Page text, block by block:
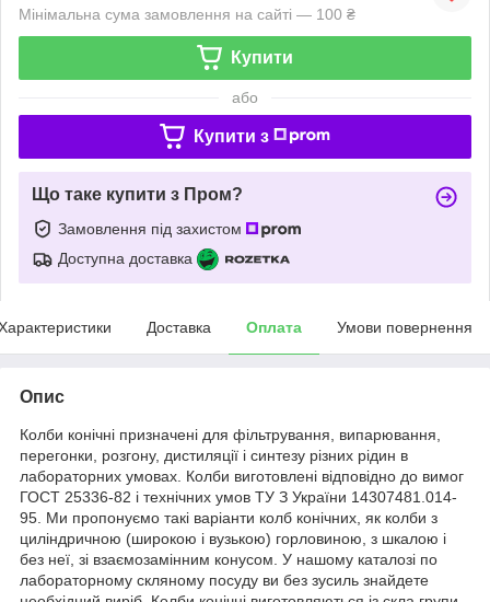
Мінімальна сума замовлення на сайті — 100 ₴
Купити
або
Купити з
Що таке купити з Пром?
Замовлення під захистом
Доступна доставка
Доставка Оплата Умови повернення
Опис
Колби конічні призначені для фільтрування, випарювання,
перегонки, розгону, дистиляції і синтезу різних рідин в
лабораторних умовах. Колби виготовлені відповідно до вимог
ГОСТ 25336-82 і технічних умов ТУ З України 14307481.014-
95. Ми пропонуємо такі варіанти колб конічних, як колби з
циліндричною (широкою і вузькою) горловиною, з шкалою і
без неї, зі взаємозамінним конусом. У нашому каталозі по
лабораторному скляному посуду ви без зусиль знайдете